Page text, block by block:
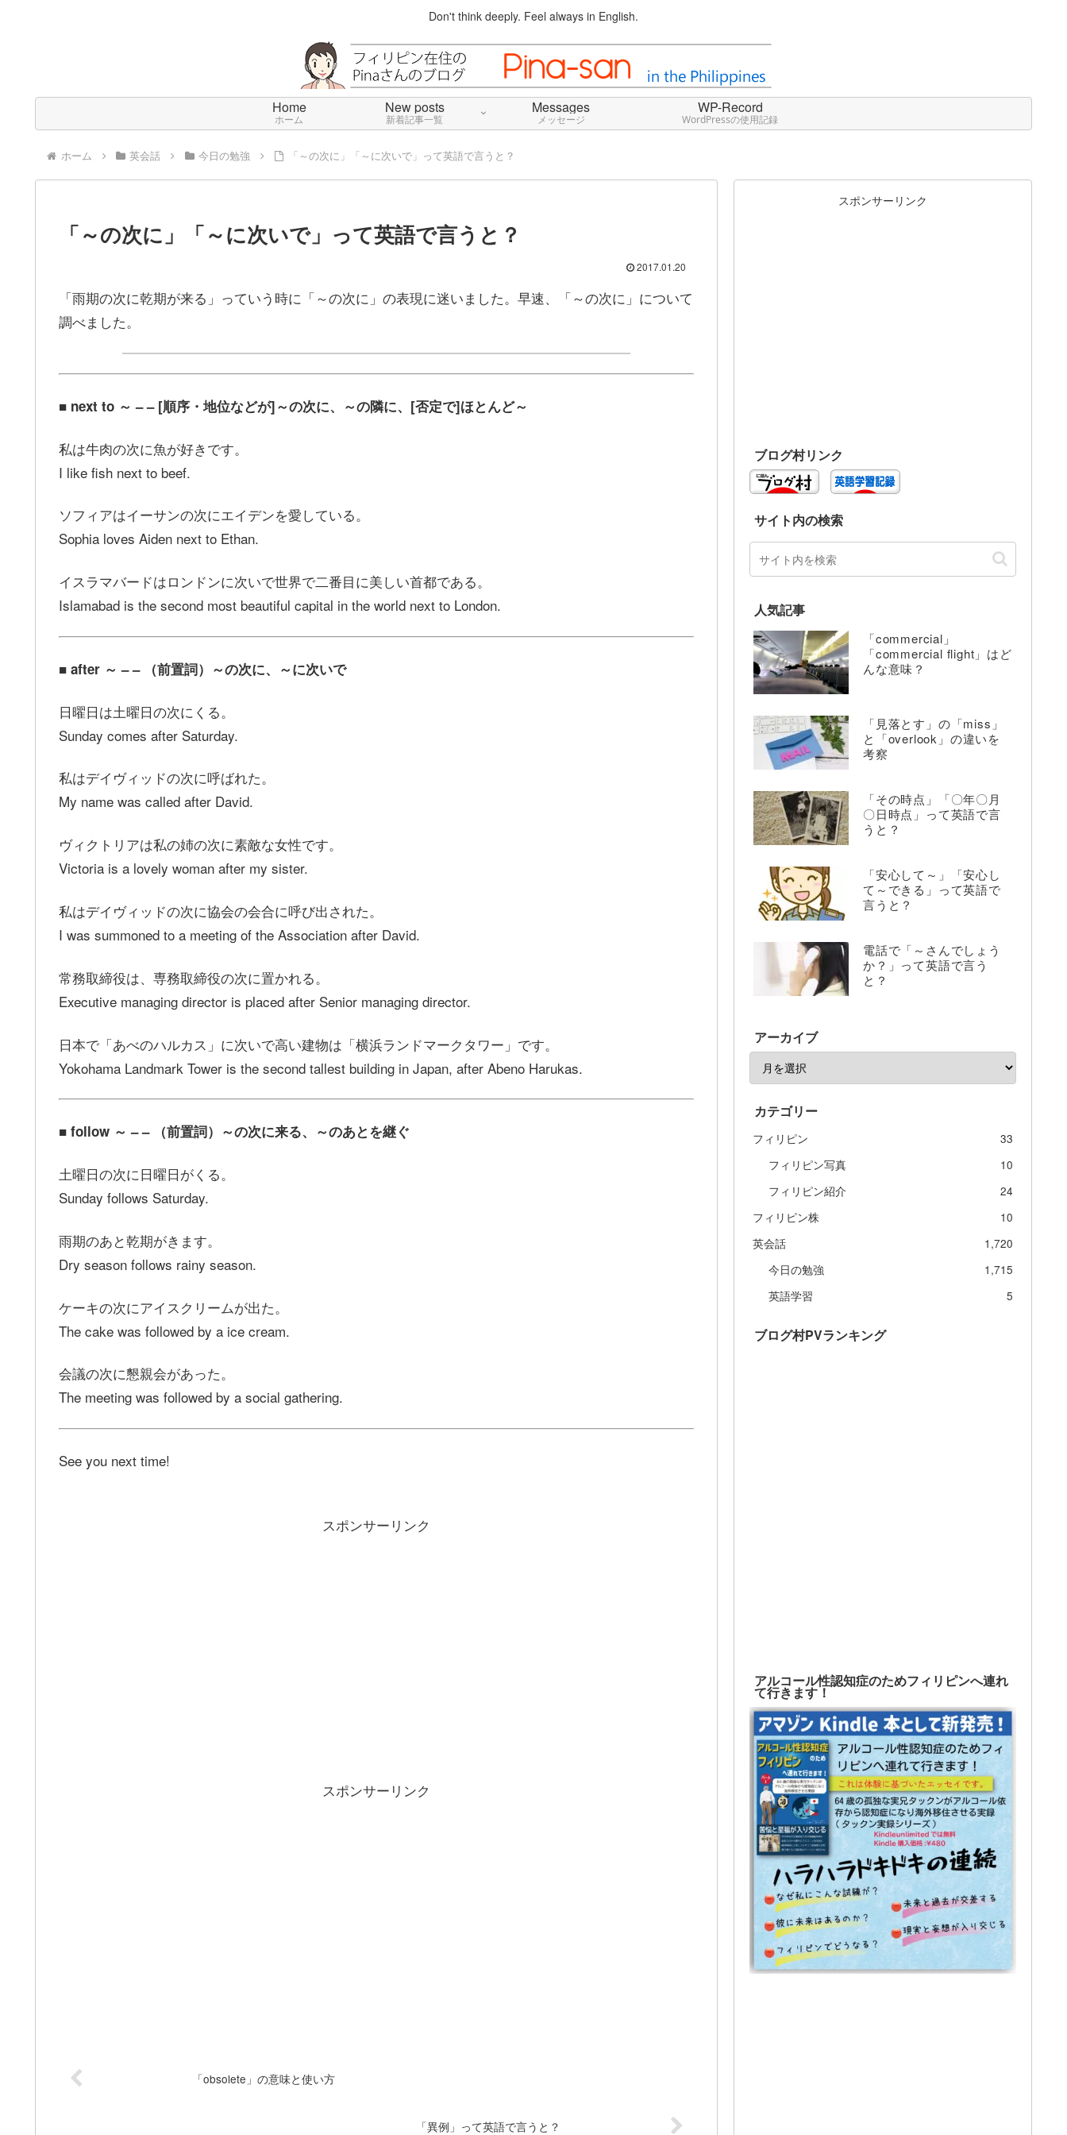
Don't think deeply. Feel always in English.
Home
ホーム
New posts
新着記事一覧
Messages
メッセージ
WP-Record
WordPressの使用記録
ホーム 英会話 今日の勉強 「～の次に」「～に次いで」って英語で言うと？
「～の次に」「～に次いで」って英語で言うと？
2017.01.20
「雨期の次に乾期が来る」っていう時に「～の次に」の表現に迷いました。早速、「～の次に」について
調べました。
■ next to ～ – – [順序・地位などが]～の次に、～の隣に、[否定で]ほとんど～
私は牛肉の次に魚が好きです。
I like fish next to beef.
ソフィアはイーサンの次にエイデンを愛している。
Sophia loves Aiden next to Ethan.
イスラマバードはロンドンに次いで世界で二番目に美しい首都である。
Islamabad is the second most beautiful capital in the world next to London.
■ after ～ – – （前置詞）～の次に、～に次いで
日曜日は土曜日の次にくる。
Sunday comes after Saturday.
私はデイヴィッドの次に呼ばれた。
My name was called after David.
ヴィクトリアは私の姉の次に素敵な女性です。
Victoria is a lovely woman after my sister.
私はデイヴィッドの次に協会の会合に呼び出された。
I was summoned to a meeting of the Association after David.
常務取締役は、専務取締役の次に置かれる。
Executive managing director is placed after Senior managing director.
日本で「あべのハルカス」に次いで高い建物は「横浜ランドマークタワー」です。
Yokohama Landmark Tower is the second tallest building in Japan, after Abeno Harukas.
■ follow ～ – – （前置詞）～の次に来る、～のあとを継ぐ
土曜日の次に日曜日がくる。
Sunday follows Saturday.
雨期のあと乾期がきます。
Dry season follows rainy season.
ケーキの次にアイスクリームが出た。
The cake was followed by a ice cream.
会議の次に懇親会があった。
The meeting was followed by a social gathering.
See you next time!
スポンサーリンク
スポンサーリンク
「obsolete」の意味と使い方
「異例」って英語で言うと？
スポンサーリンク
ブログ村リンク
サイト内の検索
人気記事
「commercial」
「commercial flight」はど
んな意味？
「見落とす」の「miss」
と「overlook」の違いを
考察
「その時点」「〇年〇月
〇日時点」って英語で言
うと？
「安心して～」「安心し
て～できる」って英語で
言うと？
電話で「～さんでしょう
か？」って英語で言う
と？
アーカイブ
カテゴリー
フィリピン
33
フィリピン写真
10
フィリピン紹介
24
フィリピン株
10
英会話
1,720
今日の勉強
1,715
英語学習
5
ブログ村PVランキング
アルコール性認知症のためフィリピンへ連れ
て行きます！